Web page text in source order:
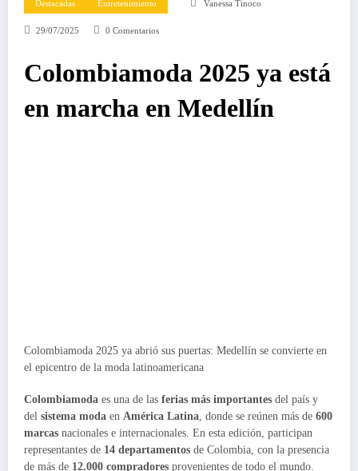
Destacadas Entretenimiento Vanessa Tinoco
29/07/2025 0 Comentarios
Colombiamoda 2025 ya está
en marcha en Medellín
Colombiamoda 2025 ya abrió sus puertas: Medellín se convierte en
el epicentro de la moda latinoamericana
Colombiamoda es una de las ferias más importantes del país y
del sistema moda en América Latina, donde se reúnen más de 600
marcas nacionales e internacionales. En esta edición, participan
representantes de 14 departamentos de Colombia, con la presencia
de más de 12.000 compradores provenientes de todo el mundo.